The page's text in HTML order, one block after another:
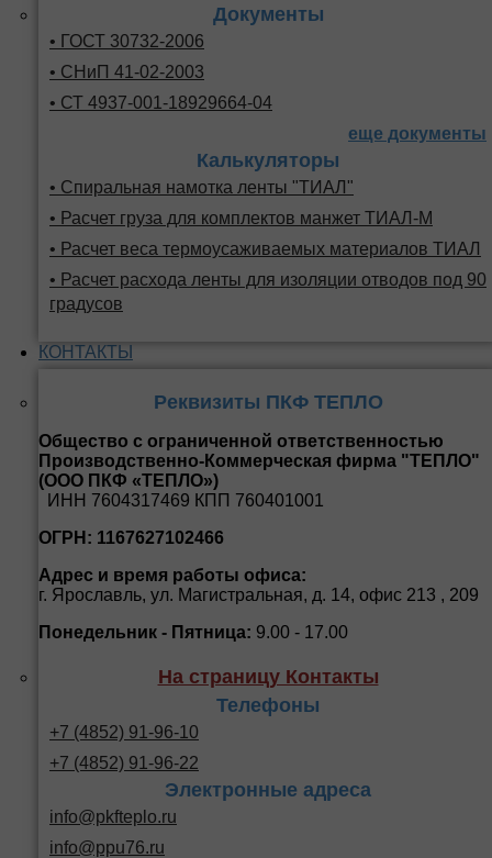
Документы
• ГОСТ 30732-2006
• СНиП 41-02-2003
• СТ 4937-001-18929664-04
еще документы
Калькуляторы
• Спиральная намотка ленты "ТИАЛ"
• Расчет груза для комплектов манжет ТИАЛ-М
• Расчет веса термоусаживаемых материалов ТИАЛ
• Расчет расхода ленты для изоляции отводов под 90
градусов
КОНТАКТЫ
Реквизиты ПКФ ТЕПЛО
Общество с ограниченной ответственностью
Производственно-Коммерческая фирма "ТЕПЛО"
(ООО ПКФ «ТЕПЛО»)
ИНН 7604317469 КПП 760401001
ОГРН: 1167627102466
Адрес и время работы офиса:
г. Ярославль, ул. Магистральная, д. 14, офис 213 , 209
Понедельник - Пятница: 9.00 - 17.00
На страницу Контакты
Телефоны
+7 (4852) 91-96-10
+7 (4852) 91-96-22
Электронные адреса
info@pkfteplo.ru
info@ppu76.ru